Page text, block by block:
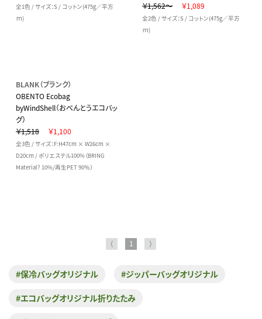
全1色 / サイズ：S / コットン(475g／平方
ｍ)
￥1,562～
￥1,089
全2色 / サイズ：S / コットン(475g／平方
ｍ)
BLANK（ブランク）
OBENTO Ecobag
byWindShell（おべんとうエコバッ
グ）
￥1,518
￥1,100
全3色 / サイズ：F:H47cm × W26cm ×
D20cm / ポリエステル100%（BRING
Material? 10%/再生PET 90％）
⟨ 1 ⟩
#保冷バッグオリジナル #ジッパーバッグオリジナル
#エコバッグオリジナル折りたたみ